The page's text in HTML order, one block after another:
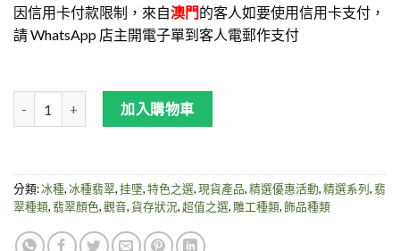
因信用卡付款限制，來自澳門的客人如要使用信用卡支付，
請 WhatsApp 店主開電子單到客人電郵作支付
【高冰種翡翠】高冰度母掛墜 (22312) 數量
加入購物車
分類:冰種,冰種翡翠,挂墜,特色之選,現貨產品,精選優惠活動,精選系列,翡
翠種類,翡翠顏色,觀音,貨存狀況,超值之選, 雕工種類,飾品種類